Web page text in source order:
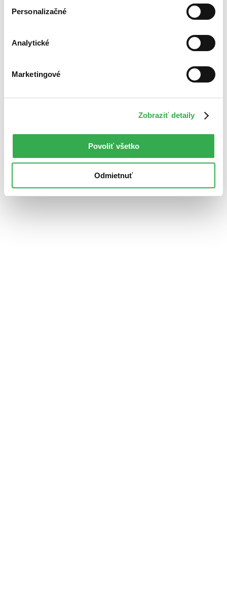
Personalizačné
Analytické
Marketingové
Zobraziť detaily
Povoliť všetko
Odmietnuť